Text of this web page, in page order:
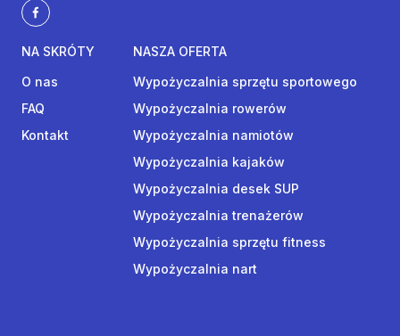
NA SKRÓTY
O nas
FAQ
Kontakt
NASZA OFERTA
Wypożyczalnia sprzętu sportowego
Wypożyczalnia rowerów
Wypożyczalnia namiotów
Wypożyczalnia kajaków
Wypożyczalnia desek SUP
Wypożyczalnia trenażerów
Wypożyczalnia sprzętu fitness
Wypożyczalnia nart